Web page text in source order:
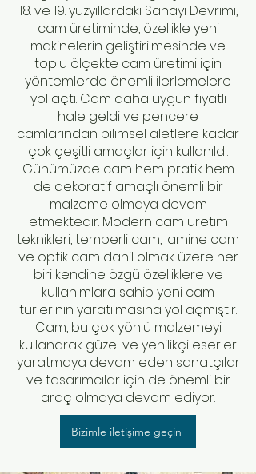
18. ve 19. yüzyıllardaki Sanayi Devrimi,
cam üretiminde, özellikle yeni
makinelerin geliştirilmesinde ve
toplu ölçekte cam üretimi için
yöntemlerde önemli ilerlemelere
yol açtı. Cam daha uygun fiyatlı
hale geldi ve pencere
camlarından bilimsel aletlere kadar
çok çeşitli amaçlar için kullanıldı.
Günümüzde cam hem pratik hem
de dekoratif amaçlı önemli bir
malzeme olmaya devam
etmektedir. Modern cam üretim
teknikleri, temperli cam, lamine cam
ve optik cam dahil olmak üzere her
biri kendine özgü özelliklere ve
kullanımlara sahip yeni cam
türlerinin yaratılmasına yol açmıştır.
Cam, bu çok yönlü malzemeyi
kullanarak güzel ve yenilikçi eserler
yaratmaya devam eden sanatçılar
ve tasarımcılar için de önemli bir
araç olmaya devam ediyor.
Bizimle iletişime geçin